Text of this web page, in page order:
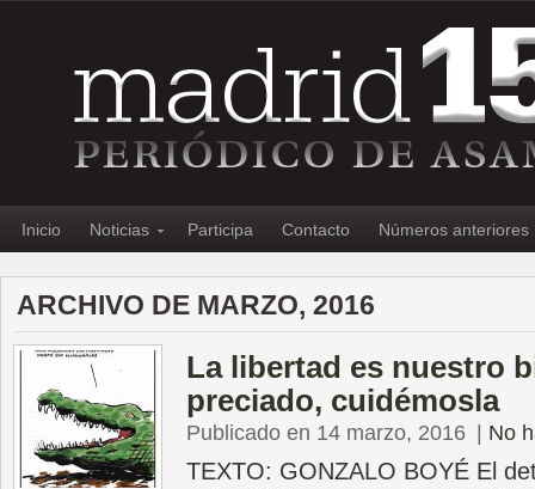
Inicio Noticias Participa Contacto Números anteriores
ARCHIVO DE MARZO, 2016
La libertad es nuestro
preciado, cuidémosla
Publicado en 14 marzo, 2016 No
TEXTO: GONZALO BOYÉ El